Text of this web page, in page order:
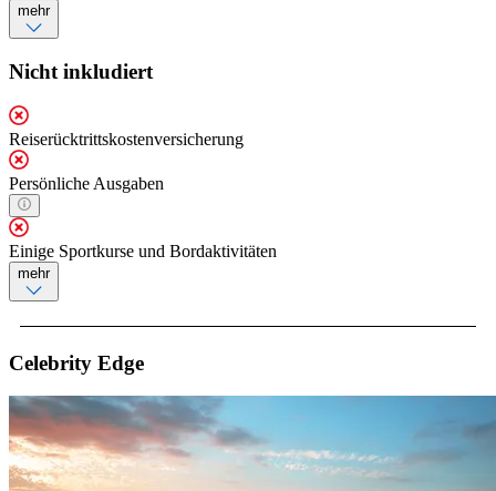
mehr
Nicht inkludiert
Reiserücktrittskostenversicherung
Persönliche Ausgaben
Einige Sportkurse und Bordaktivitäten
mehr
Celebrity Edge